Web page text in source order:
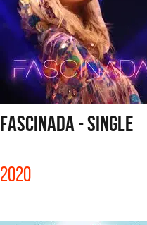
FASCINADA - SINGLE
2020